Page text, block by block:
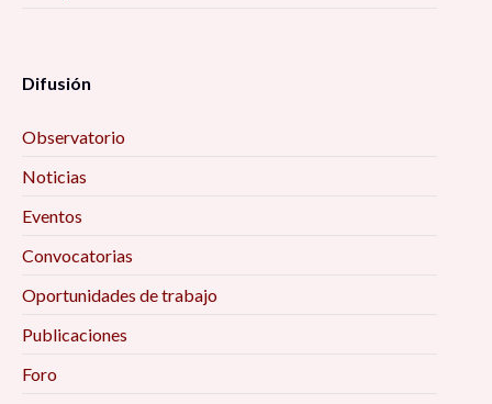
Difusión
Observatorio
Noticias
Eventos
Convocatorias
Oportunidades de trabajo
Publicaciones
Foro